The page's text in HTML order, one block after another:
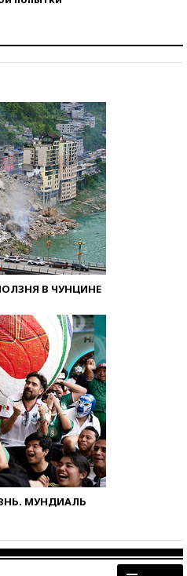
В ЧУНЦИНЕ
МУНДИАЛЬ